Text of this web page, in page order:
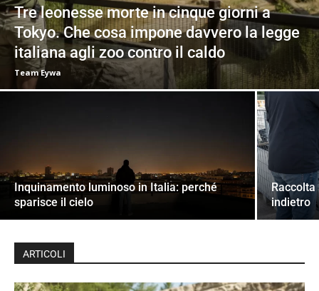
Tre leonesse morte in cinque giorni a
Tokyo. Che cosa impone davvero la legge
italiana agli zoo contro il caldo
Team Eywa
Inquinamento luminoso in Italia: perché
sparisce il cielo
Raccolta
indietro
ARTICOLI